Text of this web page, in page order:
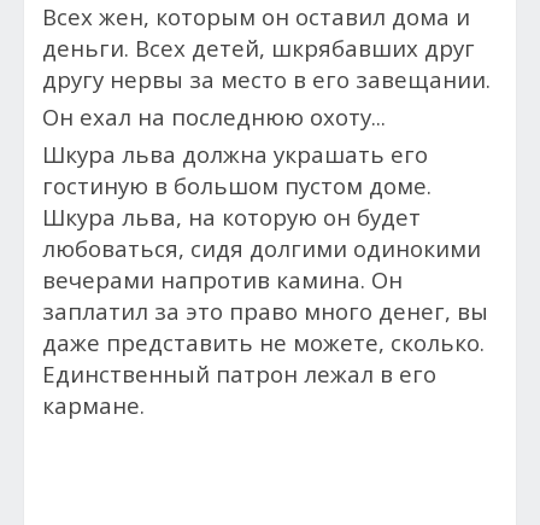
Всех жен, которым он оставил дома и
деньги. Всех детей, шкрябавших друг
другу нервы за место в его завещании.
Он ехал на последнюю охоту...
Шкура льва должна украшать его
гостиную в большом пустом доме.
Шкура льва, на которую он будет
любоваться, сидя долгими одинокими
вечерами напротив камина. Он
заплатил за это право много денег, вы
даже представить не можете, сколько.
Единственный патрон лежал в его
кармане.